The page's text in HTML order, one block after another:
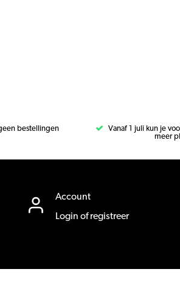
bestellingen
Vanaf 1 juli kun je
meer
Account
Login of registreer